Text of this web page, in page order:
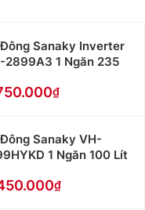
Sanaky Inverter
2899A3 1 Ngăn 235
Sanaky VH-
1 Ngăn 100 Lít